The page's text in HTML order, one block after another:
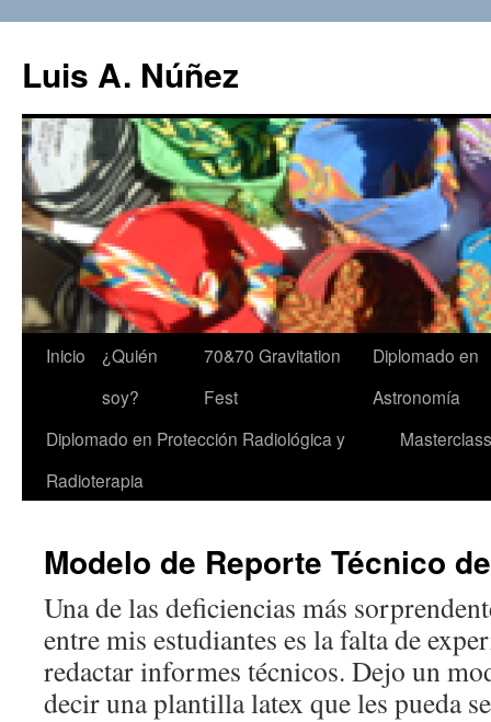
Luis A. Núñez
Saltar
contenido
Inicio
¿Quién
soy?
70&70 Gravitation
Fest
Diplomado en
Astronomía
Diplomado en Protección Radiológica y
Radioterapia
Modelo de Reporte Técnico
Una de las deficiencias más
entre mis estudiantes es la falta de
redactar informes técnicos. Dejo un
decir una plantilla latex que les pueda